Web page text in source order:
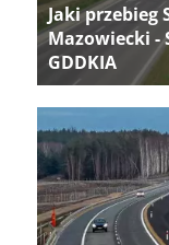
Jaki przebieg
Mazowiecki -
GDDKIA